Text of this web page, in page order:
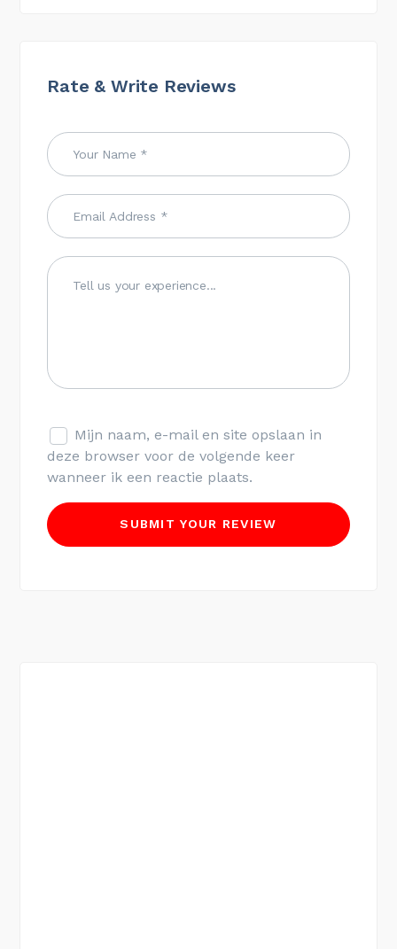
Rate & Write Reviews
Mijn naam, e-mail en site opslaan in
deze browser voor de volgende keer
wanneer ik een reactie plaats.